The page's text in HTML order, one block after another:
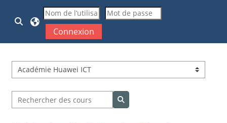
Passer au contenu principal
Activer/désactiver la saisie de recherche
Connexion
Catégories de cours
Rechercher des cours
Rechercher des cours